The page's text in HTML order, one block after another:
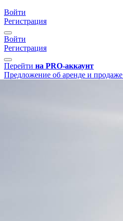
Войти
Регистрация
Войти
Регистрация
Перейти на PRO-аккаунт
Предложение об аренде и продаже